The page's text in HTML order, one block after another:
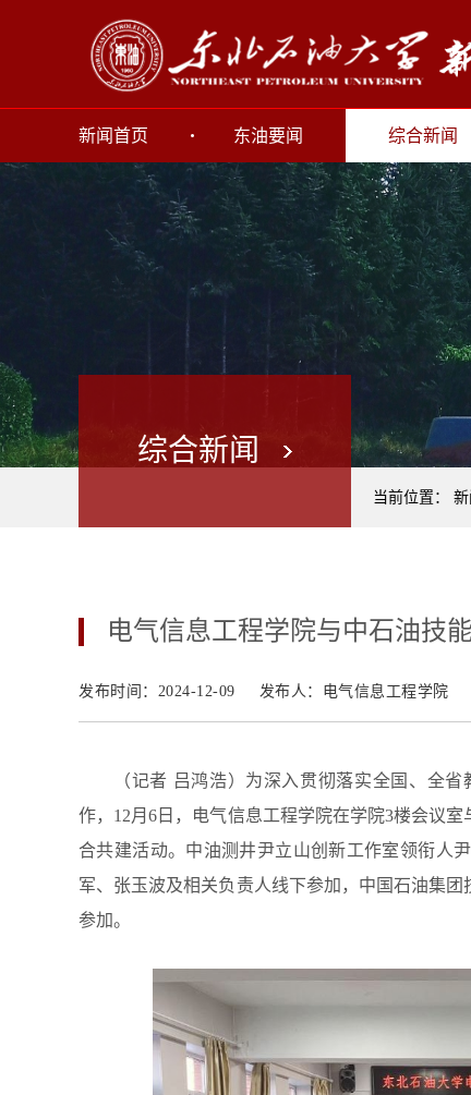
新闻首页 东油要闻 综合新闻
综合新闻
当前位置： 新
电气信息工程学院与中石油技
发布时间：2024-12-09 发布人：电气信息工程学院
（记者 吕鸿浩）为深入贯彻落实全国、全
作，12月6日，电气信息工程学院在学院3楼会议
合共建活动。中油测井尹立山创新工作室领衔人
军、张玉波及相关负责人线下参加，中国石油集
参加。